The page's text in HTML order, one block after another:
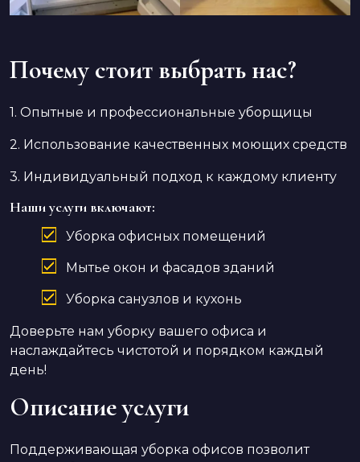
Почему стоит выбрать нас?
1. Опытные и профессиональные уборщицы
2. Использование качественных моющих средств
3. Индивидуальный подход к каждому клиенту
Наши услуги включают:
Уборка офисных помещений
Мытье окон и фасадов зданий
Уборка санузлов и кухонь
Доверьте нам уборку вашего офиса и
наслаждайтесь чистотой и порядком каждый
день!
Описание услуги
Поддерживающая уборка офисов позволит